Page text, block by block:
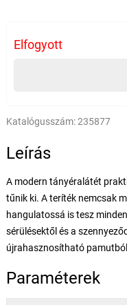
Elfogyott
Katalógusszám:235877
Leírás
A modern tányéralátét
tűnik ki. A teríték nemcsak
hangulatossá is tesz
sérülésektől és a
újrahasznosítható
Paraméterek